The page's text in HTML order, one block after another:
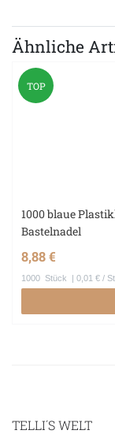
Ähnliche
TOP
1000 blaue
Bastelnadel
8,88 €
1000 Stück | 0,01 € /
TELLI´S WELT